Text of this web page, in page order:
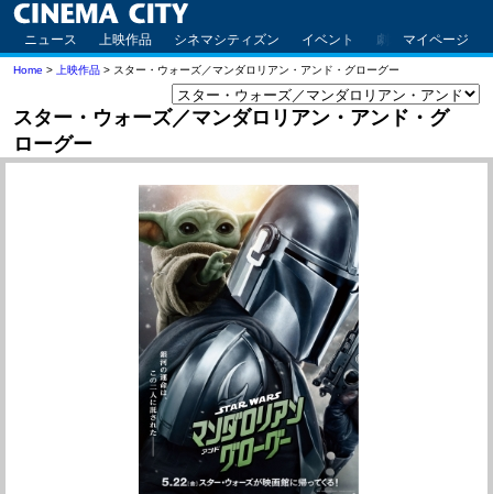
ニュース 上映作品 シネマシティズン イベント 劇場案内 アク
マイページ
Home > 上映作品 > スター・ウォーズ／マンダロリアン・アンド・グローグー
スター・ウォーズ／マンダロリアン・アンド・グ
ローグー